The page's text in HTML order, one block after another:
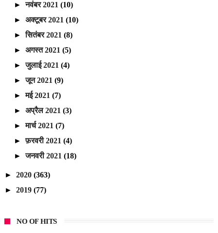
►नवंबर 2021(10)
►अक्टूबर 2021(10)
►सितंबर 2021(8)
►अगस्त 2021(5)
►जुलाई 2021(4)
►जून 2021(9)
►मई 2021(7)
►अप्रैल 2021(3)
►मार्च 2021(7)
►फ़रवरी 2021(4)
►जनवरी 2021(18)
► 2020 (363)
► 2019 (77)
NO OF HITS